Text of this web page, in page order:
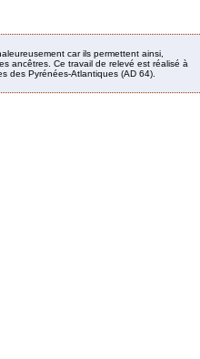
car ils permettent ainsi,
ancêtres. Ce travail de relevé est réalisé à
des Pyrénées-Atlantiques (AD 64).